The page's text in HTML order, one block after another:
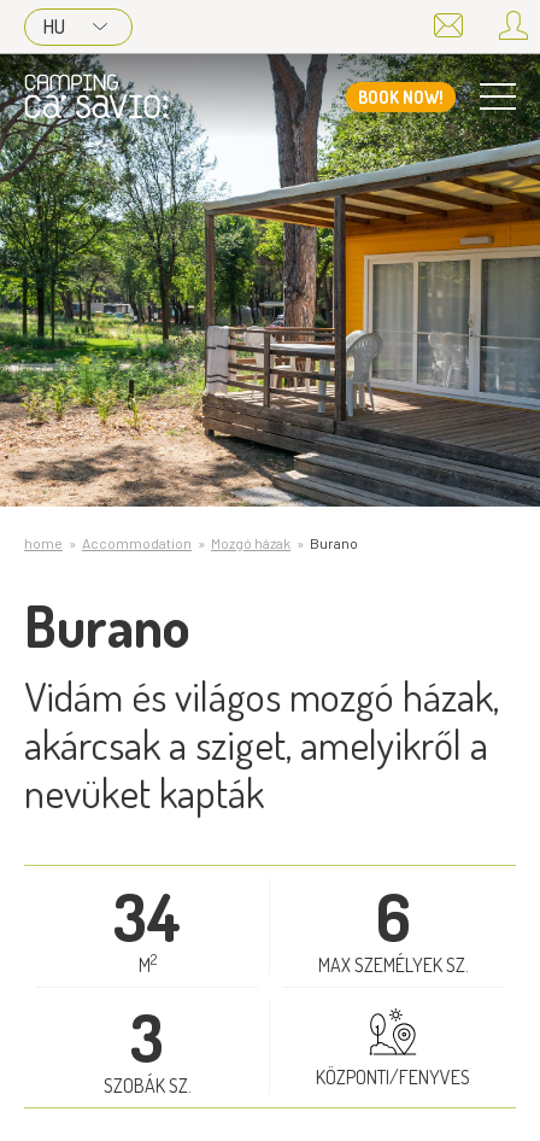
HU
BOOK NOW!
home Accommodation Mozgó házak Burano
Burano
Vidám és világos mozgó házak,
akárcsak a sziget, amelyikről a
nevüket kapták
34
M2
6
MAX SZEMÉLYEK SZ.
3
SZOBÁK SZ. KÖZPONTI/FENYVES